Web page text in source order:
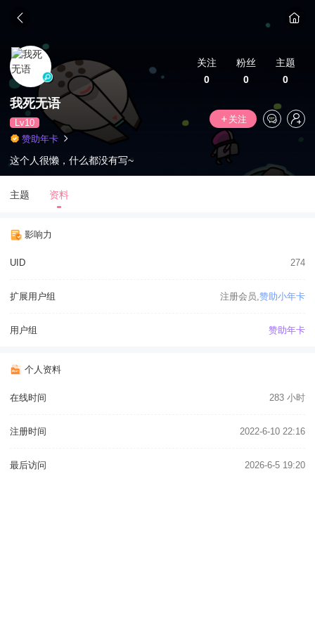
关注
0
粉丝
0
主题
0
我死无语
Lv10
关注
赞助年卡
这个人很懒，什么都没有写~
主题 资料
影响力
UID 274
扩展用户组 注册会员,赞助小年卡
用户组 赞助年卡
个人资料
在线时间 283 小时
注册时间 2022-6-10 22:16
最后访问 2026-6-5 19:20